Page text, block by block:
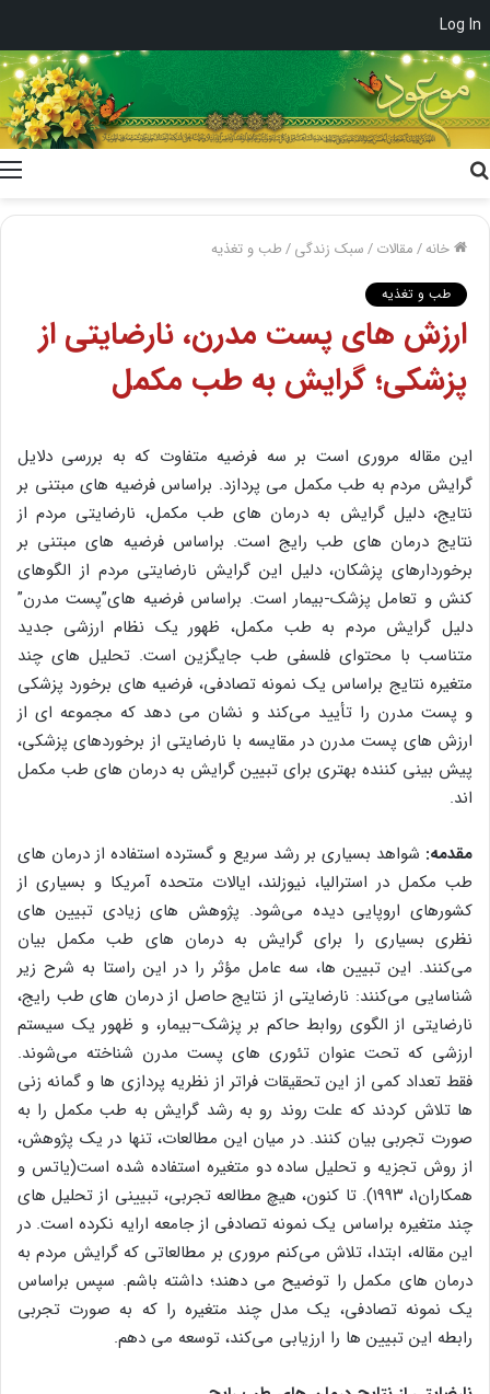
Log In
خانه/مقالات/سبک زندگی/طب و تغذیه
طب و تغذیه
ارزش های پست مدرن، نارضایتی از
پزشکی؛ گرایش به طب مکمل
این مقاله مروری است بر سه فرضیه متفاوت که به بررسی دلایل
گرایش مردم به طب مکمل می پردازد. براساس فرضیه های مبتنی بر
نتایج، دلیل گرایش به درمان های طب مکمل، نارضایتی مردم از
نتایج درمان های طب رایج است. براساس فرضیه های مبتنی بر
برخوردارهای پزشکان، دلیل این گرایش نارضایتی مردم از الگوهای
کنش و تعامل پزشک-بیمار است. براساس فرضیه های”پست مدرن”
دلیل گرایش مردم به طب مکمل، ظهور یک نظام ارزشی جدید
متناسب با محتوای فلسفی طب جایگزین است. تحلیل های چند
متغیره نتایج براساس یک نمونه تصادفی، فرضیه های برخورد پزشکی
و پست مدرن را تأیید می‌کند و نشان می دهد که مجموعه ای از
ارزش های پست مدرن در مقایسه با نارضایتی از برخوردهای پزشکی،
پیش بینی کننده بهتری برای تبیین گرایش به درمان های طب مکمل
اند.
مقدمه: شواهد بسیاری بر رشد سریع و گسترده استفاده از درمان های
طب مکمل در استرالیا، نیوزلند، ایالات متحده آمریکا و بسیاری از
کشورهای اروپایی دیده می‌شود. پژوهش های زیادی تبیین های
نظری بسیاری را برای گرایش به درمان های طب مکمل بیان
می‌کنند. این تبیین ها، سه عامل مؤثر را در این راستا به شرح زیر
شناسایی می‌کنند: نارضایتی از نتایج حاصل از درمان های طب رایج،
نارضایتی از الگوی روابط حاکم بر پزشک–بیمار، و ظهور یک سیستم
ارزشی که تحت عنوان تئوری های پست مدرن شناخته می‌شوند.
فقط تعداد کمی از این تحقیقات فراتر از نظریه پردازی ها و گمانه زنی
ها تلاش کردند که علت روند رو به رشد گرایش به طب مکمل را به
صورت تجربی بیان کنند. در میان این مطالعات، تنها در یک پژوهش،
از روش تجزیه و تحلیل ساده دو متغیره استفاده شده است(یاتس و
همکاران۱، ۱۹۹۳). تا کنون، هیچ مطالعه تجربی، تبیینی از تحلیل های
چند متغیره براساس یک نمونه تصادفی از جامعه ارایه نکرده است. در
این مقاله، ابتدا، تلاش می‌کنم مروری بر مطالعاتی که گرایش مردم به
درمان های مکمل را توضیح می دهند؛ داشته باشم. سپس براساس
یک نمونه تصادفی، یک مدل چند متغیره را که به صورت تجربی
رابطه این تبیین ها را ارزیابی می‌کند، توسعه می دهم.